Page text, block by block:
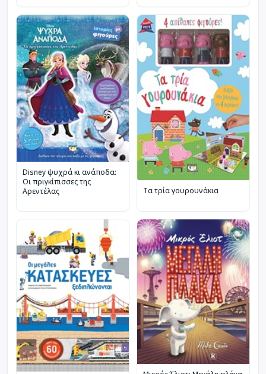
Disney ψυχρά κι ανάποδα:
Οι πριγκίπισσες της
Αρεντέλας
Τα τρία γουρουνάκια